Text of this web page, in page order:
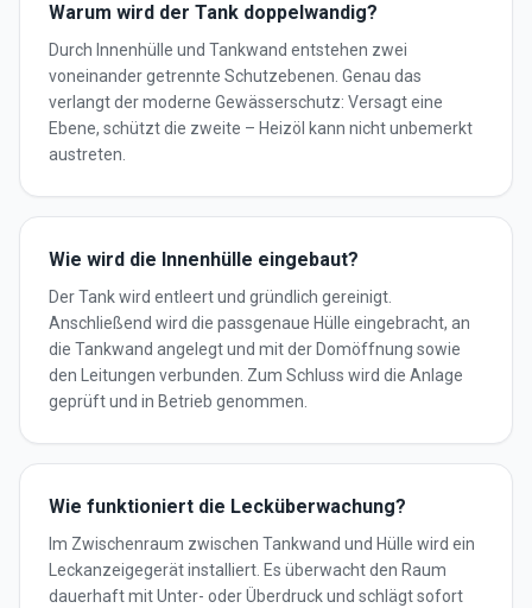
Warum wird der Tank doppelwandig?
Durch Innenhülle und Tankwand entstehen zwei
voneinander getrennte Schutzebenen. Genau das
verlangt der moderne Gewässerschutz: Versagt eine
Ebene, schützt die zweite – Heizöl kann nicht unbemerkt
austreten.
Wie wird die Innenhülle eingebaut?
Der Tank wird entleert und gründlich gereinigt.
Anschließend wird die passgenaue Hülle eingebracht, an
die Tankwand angelegt und mit der Domöffnung sowie
den Leitungen verbunden. Zum Schluss wird die Anlage
geprüft und in Betrieb genommen.
Wie funktioniert die Lecküberwachung?
Im Zwischenraum zwischen Tankwand und Hülle wird ein
Leckanzeigegerät installiert. Es überwacht den Raum
dauerhaft mit Unter- oder Überdruck und schlägt sofort